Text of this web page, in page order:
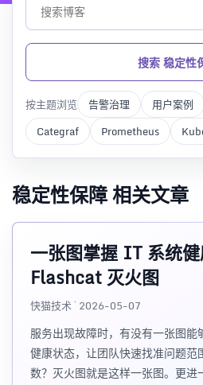
搜索 稳定性
按主题浏览 告警治理 用户案例
Categraf
Prometheus
稳定性保障 相关文章
一张图掌握 IT 系统
Flashcat 灭火图
快猫技术 · 2026-05-07
服务出现故障时，有没有一张图能
健康状态，让团队快速找准问题范
数？灭火图就是这样一张图。更